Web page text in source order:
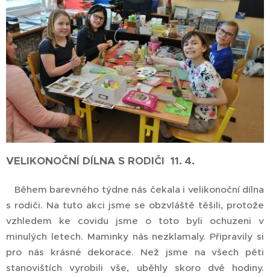
VELIKONOČNÍ DÍLNA S RODIČI 11. 4.
Během barevného týdne nás čekala i velikonoční dílna
s rodiči. Na tuto akci jsme se obzvláště těšili, protože
vzhledem ke covidu jsme o toto byli ochuzeni v
minulých letech. Maminky nás nezklamaly. Připravily si
pro nás krásné dekorace. Než jsme na všech pěti
stanovištích vyrobili vše, uběhly skoro dvě hodiny.